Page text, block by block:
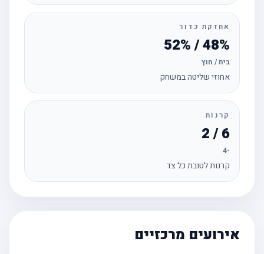
אחזקת כדור
48% / 52%
בית / חוץ
אחוזי שליטה במשחק
קרנות
6 / 2
קרנות לטובת כל צד
אירועים מרכזיים